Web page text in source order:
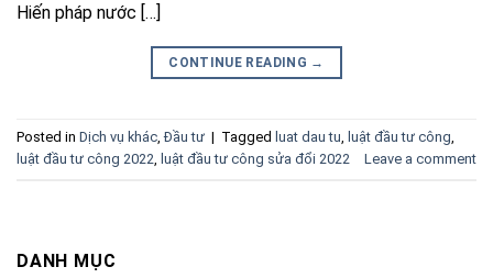
Hiến pháp nước […]
CONTINUE READING →
Posted in Dịch vụ khác ,Đầu tư | Tagged luat dau tu luật đầu tư công
luật đầu tư công 2022
luật đầu tư công sửa đổi 2022 Leave a comment
DANH MỤC